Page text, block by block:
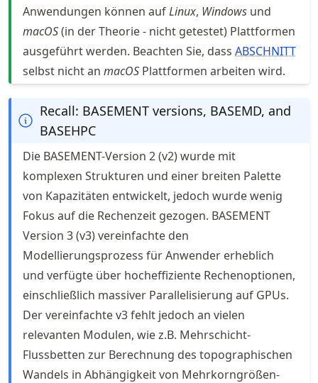
Anwendungen können aufLinux, Windows und
macOS(in der Theorie - nicht getestet) Plattformen
ausgeführt werden. Beachten Sie, dass ABSCHNITT
selbst nicht an macOS Plattformen arbeiten wird.
Recall: BASEMENT versions, BASEMD, and
BASEHPC
Die BASEMENT-Version 2 (v2) wurde mit
komplexen Strukturen und einer breiten Palette
von Kapazitäten entwickelt, jedoch wurde wenig
Fokus auf die Rechenzeit gezogen. BASEMENT
Version 3 (v3) vereinfachte den
Modellierungsprozess für Anwender erheblich
und verfügte über hocheffiziente Rechenoptionen,
einschließlich massiver Parallelisierung auf GPUs.
Der vereinfachte v3 fehlt jedoch an vielen
relevanten Modulen, wie z.B. Mehrschicht-
Flussbetten zur Berechnung des topographischen
Wandels in Abhängigkeit von Mehrkorngrößen-